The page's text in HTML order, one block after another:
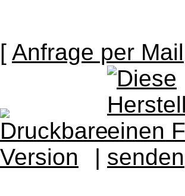
[ Anfrage per Mail
|